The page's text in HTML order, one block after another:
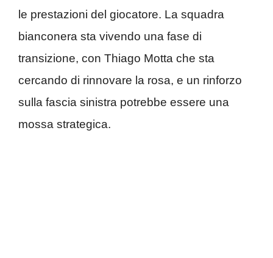
le prestazioni del giocatore. La squadra
bianconera sta vivendo una fase di
transizione, con Thiago Motta che sta
cercando di rinnovare la rosa, e un rinforzo
sulla fascia sinistra potrebbe essere una
mossa strategica.